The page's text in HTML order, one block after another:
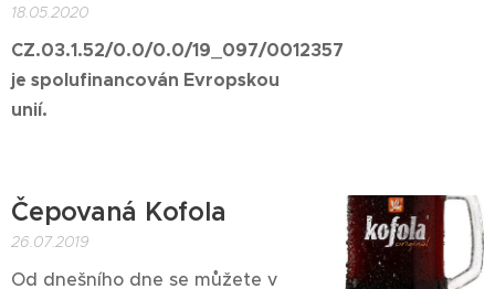
18.05.2020
CZ.03.1.52/0.0/0.0/19_097/0012357
je spolufinancován Evropskou
unií.
Čepovaná Kofola
26.07.2019
Od dnešního dne se můžete v